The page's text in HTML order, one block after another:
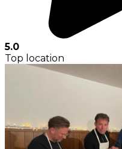
5.0
Top location